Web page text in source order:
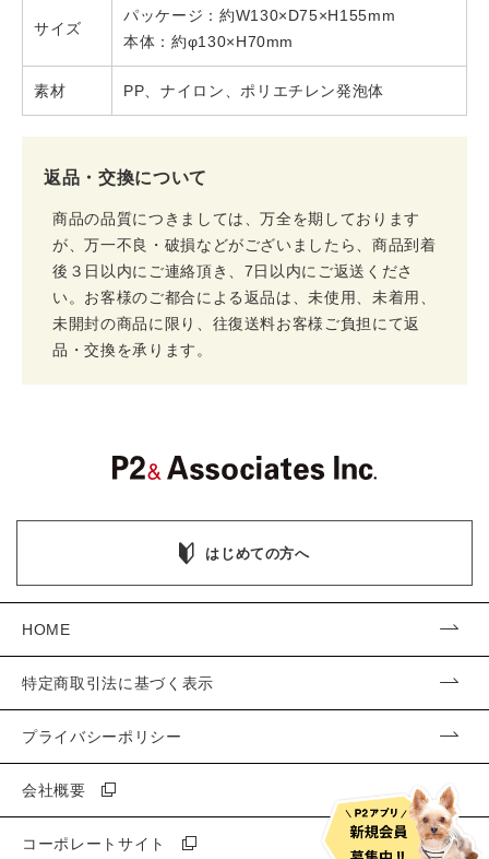
サイズ
パッケージ：約W130×D75×H155mm
本体：約φ130×H70mm
素材 PP、ナイロン、ポリエチレン発泡体
返品・交換について
商品の品質につきましては、万全を期しております
が、万一不良・破損などがございましたら、商品到着
後３日以内にご連絡頂き、7日以内にご返送くださ
い。お客様のご都合による返品は、未使用、未着用、
未開封の商品に限り、往復送料お客様ご負担にて返
品・交換を承ります。
はじめての方へ
HOME
特定商取引法に基づく表示
プライバシーポリシー
会社概要
コーポレートサイト